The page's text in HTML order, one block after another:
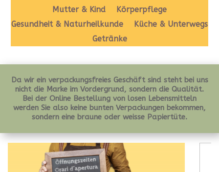
Mutter & Kind
Körperpflege
Gesundheit & Naturheilkunde
Küche & Unterwegs
Getränke
Da wir ein verpackungsfreies Geschäft sind steht bei uns
nicht die Marke im Vordergrund, sondern die Qualität.
Bei der Online Bestellung von losen Lebensmitteln
werden Sie also keine bunten Verpackungen bekommen,
sondern eine braune oder weisse Papiertüte.